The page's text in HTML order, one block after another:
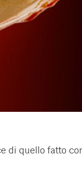
di quello fatto